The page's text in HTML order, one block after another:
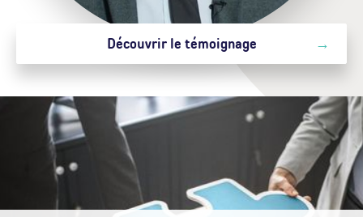
Découvrir le témoignage